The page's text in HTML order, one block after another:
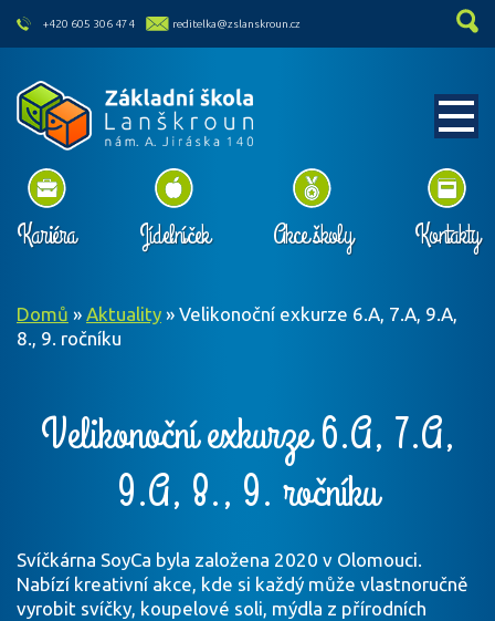
skip to main content
+420 605 306 474 reditelka@zslanskroun.cz
Kariéra Jídelníček Akce školy Kontakty
Domů » Aktuality » Velikonoční exkurze 6.A, 7.A, 9.A,
8., 9. ročníku
Velikonoční exkurze 6.A, 7.A,
9.A, 8., 9. ročníku
Svíčkárna SoyCa byla založena 2020 v Olomouci.
Nabízí kreativní akce, kde si každý může vlastnoručně
vyrobit svíčky, koupelové soli, mýdla z přírodních